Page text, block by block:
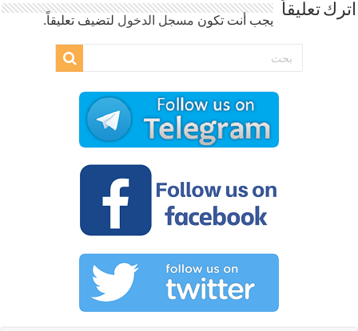
اترك تعليقاً
يجب أنت تكون مسجل الدخول لتضيف تعليقاً.